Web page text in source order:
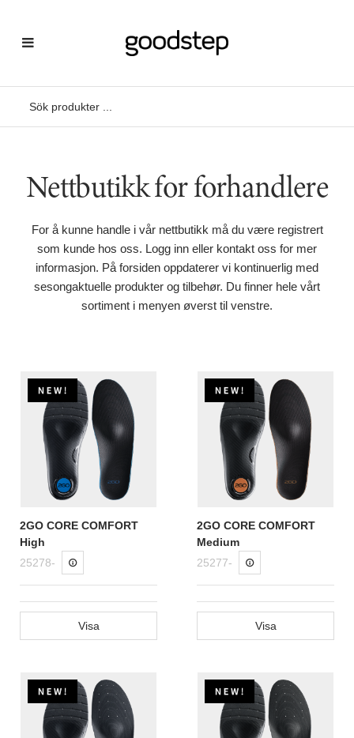
Nettbutikk for forhandlere
For å kunne handle i vår nettbutikk må du være registrert
som kunde hos oss. Logg inn eller kontakt oss for mer
informasjon. På forsiden oppdaterer vi kontinuerlig med
sesongaktuelle produkter og tilbehør. Du finner hele vårt
sortiment i menyen øverst til venstre.
2GO CORE COMFORT
High
25278-
Visa
2GO CORE COMFORT
Medium
25277-
Visa